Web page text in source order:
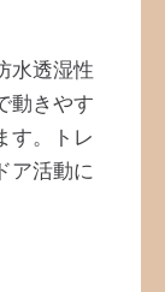
水透湿性
動きやす
す。トレ
ア活動に